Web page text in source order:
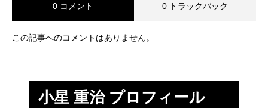
0 コメント 0 トラックバック
この記事へのコメントはありません。
小星 重治 プロフィール